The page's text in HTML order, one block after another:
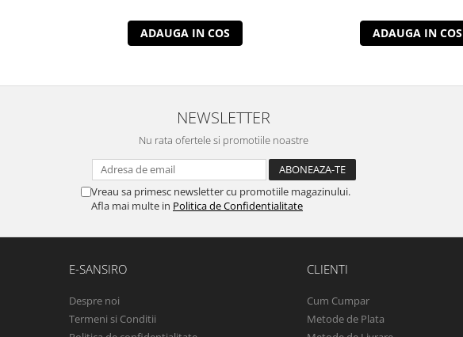
ADAUGA IN COS ADAUGA IN COS
NEWSLETTER
Nu rata ofertele si promotiile noastre
Vreau sa primesc newsletter cu promotiile magazinului.
Afla mai multe in Politica de Confidentialitate
E-SANSIRO
Despre noi
Termeni si Conditii
CLIENTI
Cum Cumpar
Metode de Plata